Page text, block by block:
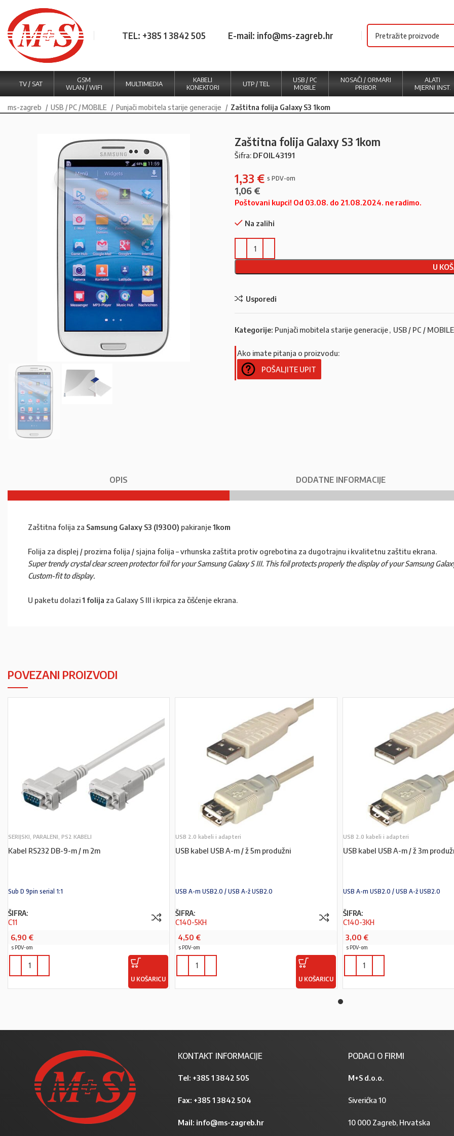
TEL: +385 1 3842 505 E-mail: info@ms-zagreb.hr
TV / SAT
GSM
WLAN / WIFI
MULTIMEDIA
KABELI
KONEKTORI
UTP / TEL
USB / PC
MOBILE
NOSAČI / ORMARI
PRIBOR
ALATI
MJERNI INST.
ms-zagreb USB / PC / MOBILE Punjači mobitela starije generacije Zaštitna folija Galaxy S3 1kom
Zaštitna folija Galaxy S3 1kom
Šifra: DFOIL43191
1,33 €
1,06 €
Poštovani kupci! Od 03.08. do 21.08.2024. ne radimo.
Na zalihi
U
Usporedi
Kategorije: Punjači mobitela starije generacije, USB / PC / MOBILE
Ako imate pitanja o proizvodu:
POŠALJITE UPIT
OPIS DODATNE INFORMACIJE
Zaštitna folija za Samsung Galaxy S3 (I9300) pakiranje1kom
Folija za displej / prozirna folija / sjajna folija – vrhunska zaštita protiv ogrebotina za dugotrajnu i kvalitetnu zaštitu ekrana.
Super trendy crystal clear screen protector foil for your Samsung Galaxy S III. This foil protects properly the display of your Samsung
Custom-fit to display.
U paketu dolazi1 folija za Galaxy S III i krpica za čišćenje ekrana.
POVEZANI PROIZVODI
SERIJSKI, PARALENI, PS2 KABELI
Kabel RS232 DB-9-m / m 2m
Sub D 9pin serial 1:1
ŠIFRA:
C11
6,90 €
s PDV-om
U KOŠARICU
USB 2.0 kabeli i adapteri
USB kabel USB A-m / ž 5m produžni
USB A-m USB2.0 / USB A-ž USB2.0
ŠIFRA:
C140-5KH
4,50 €
s PDV-om
U KOŠARICU
USB 2.0 kabeli i adapteri
USB kabel USB A-m / ž 3m
USB A-m USB2.0 / USB A-ž USB2.0
ŠIFRA:
C140-3KH
3,00 €
s PDV-om
KONTAKT INFORMACIJE
Tel: +385 1 3842 505
Fax: +385 1 3842 504
Mail: info@ms-zagreb.hr
PODACI O FIRMI
M+S d.o.o.
Siverićka 10
10 000 Zagreb, Hrvatska